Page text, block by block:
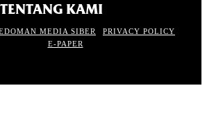
TENTANG KAMI
MEDIA SIBER
PRIVACY POLICY
E-PAPER